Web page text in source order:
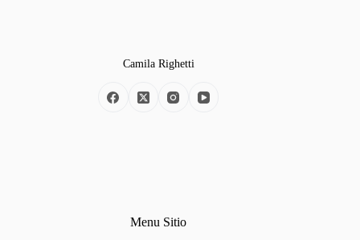
Camila Righetti
Menu Sitio